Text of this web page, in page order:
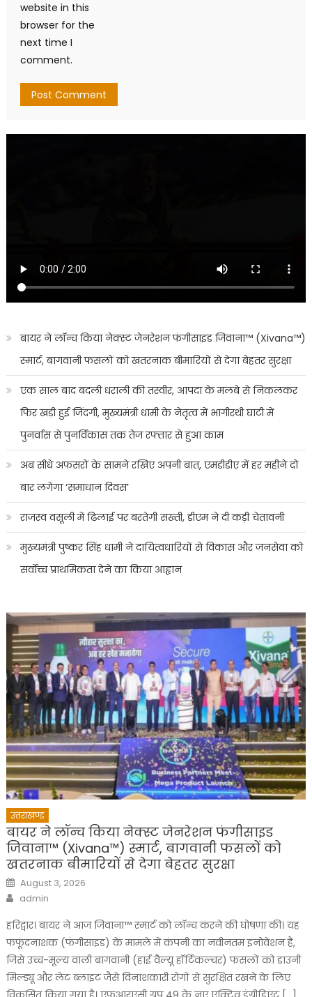
website in this
browser for the
next time I
comment.
बायर ने लॉन्च किया नेक्स्ट जेनरेशन फंगीसाइड जिवाना™️ (Xivana™️)
स्मार्ट, बागवानी फसलों को खतरनाक बीमारियों से देगा बेहतर सुरक्षा
एक साल बाद बदली धराली की तस्वीर, आपदा के मलबे से निकलकर
फिर खड़ी हुई जिंदगी, मुख्यमंत्री धामी के नेतृत्व में भागीरथी घाटी में
पुनर्वास से पुनर्विकास तक तेज रफ्तार से हुआ काम
अब सीधे अफसरों के सामने रखिए अपनी बात, एमडीडीए में हर महीने दो
बार लगेगा ‘समाधान दिवस’
राजस्व वसूली में ढिलाई पर बरतेगी सख्ती, डीएम ने दी कड़ी चेतावनी
मुख्यमंत्री पुष्कर सिंह धामी ने दायित्वधारियों से विकास और जनसेवा को
सर्वोच्च प्राथमिकता देने का किया आह्वान
उत्तराखण्ड
बायर ने लॉन्च किया नेक्स्ट जेनरेशन फंगीसाइड
जिवाना™️ (Xivana™️) स्मार्ट, बागवानी फसलों को
खतरनाक बीमारियों से देगा बेहतर सुरक्षा
Posted
on
August 3, 2026
Author
admin
हरिद्वार। बायर ने आज जिवाना™️ स्मार्ट को लॉन्च करने की घोषणा की। यह
फफूंदनाशक (फंगीसाइड) के मामले में कंपनी का नवीनतम इनोवेशन है,
जिसे उच्च-मूल्य वाली बागवानी (हाई वैल्यू हॉर्टिकल्चर) फसलों को डाउनी
मिल्ड्यू और लेट ब्लाइट जैसे विनाशकारी रोगों से सुरक्षित रखने के लिए